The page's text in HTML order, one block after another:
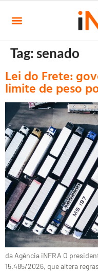
Tag:senado
Lei do Frete:
limite de peso
da Agência iNFRA O
15.485/2026, que altera